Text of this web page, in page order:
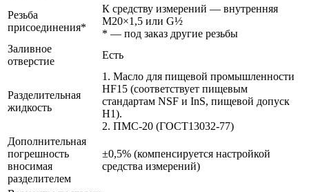
Резьба
присоединения*
К средству измерений — внутренняя
M20×1,5 или G½
* — под заказ другие резьбы
Заливное
отверстие
Есть
Разделительная
жидкость
1. Масло для пищевой промышленности
HF15 (соответствует пищевым
стандартам NSF и InS, пищевой допуск
H1).
2. ПМС-20 (ГОСТ13032-77)
Дополнительная
погрешность
вносимая
разделителем
±0,5% (компенсируется настройкой
средства измерений)